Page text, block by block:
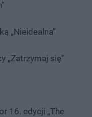
„Nieidealna”
„Zatrzymaj się”
16. edycji „The